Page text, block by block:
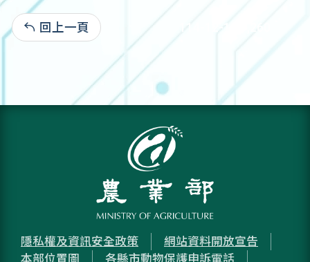
回上一頁 114-12-19:1,260
隱私權及資訊安全政策
網站資料開放宣告
本部位置圖
各縣市動物保護申訴電話